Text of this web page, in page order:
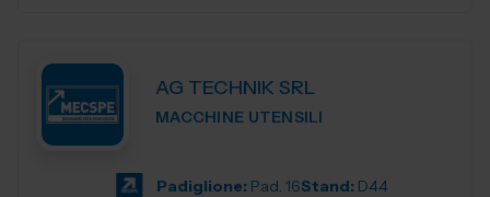
AG TECHNIK SRL
MACCHINE UTENSILI
Padiglione: Pad. 16Stand: D44